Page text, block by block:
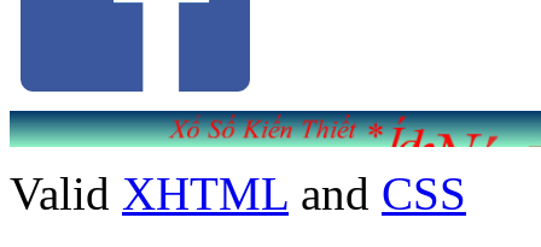
Valid XHTML and CSS